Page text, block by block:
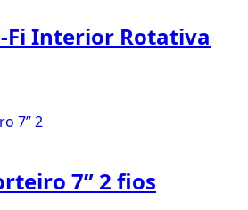
Fi Interior Rotativa
7” 2 fios